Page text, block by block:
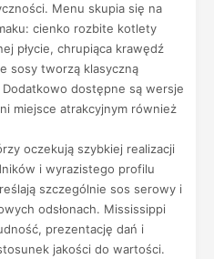
Menu skupia się na
cienko rozbite kotlety
płycie, chrupiąca krawędź
sosy tworzą klasyczną
dostępne są wersje
miejsce atrakcyjnym również
oczekują szybkiej realizacji
i wyrazistego profilu
szczególnie sos serowy i
odsłonach. Mississippi
prezentację dań i
jakości do wartości.